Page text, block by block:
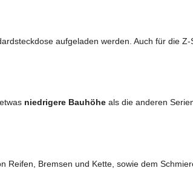
aufgeladen werden. Auch für die
niedrigere Bauhöhe als die anderen
Reifen, Bremsen und Kette, sowie dem